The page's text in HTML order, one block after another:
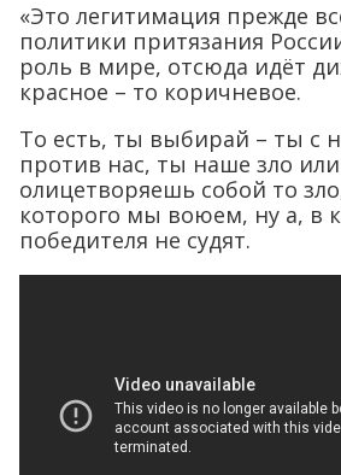
«Это легитимация прежде
политики притязания
роль в мире, отсюда идёт
красное – то коричневое.
То есть, ты выбирай – ты с
против нас, ты наше зло
олицетворяешь собой то
которого мы воюем, ну а, в
победителя не судят.